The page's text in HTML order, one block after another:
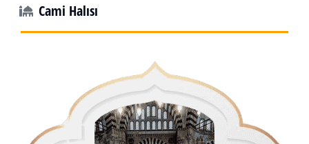
Cami Halısı